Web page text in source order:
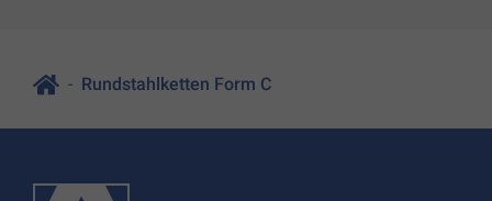
Rundstahlketten Form C